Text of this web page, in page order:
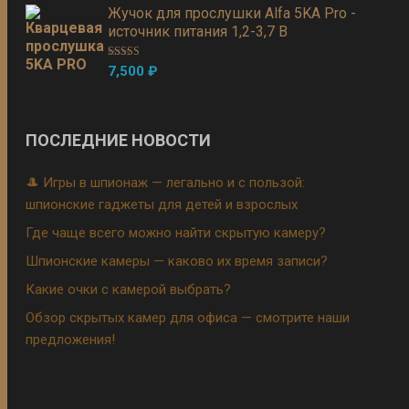
Жучок для прослушки Alfa 5KA Pro -
источник питания 1,2-3,7 В
Оценка 5.00
из 5
7,500₽
ПОСЛЕДНИЕ НОВОСТИ
🎩 Игры в шпионаж — легально и с пользой:
шпионские гаджеты для детей и взрослых
Где чаще всего можно найти скрытую камеру?
Шпионские камеры — каково их время записи?
Какие очки с камерой выбрать?
Обзор скрытых камер для офиса — смотрите наши
предложения!